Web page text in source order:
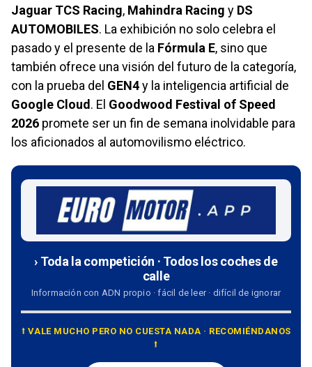
Jaguar TCS Racing, Mahindra Racing y DS
AUTOMOBILES. La exhibición no solo celebra el
pasado y el presente de la Fórmula E, sino que
también ofrece una visión del futuro de la categoría,
con la prueba del GEN4y la inteligencia artificial de
Google Cloud. El Goodwood Festival of Speed
2026 promete ser un fin de semana inolvidable para
los aficionados al automovilismo eléctrico.
› Toda la competición · Todos los coches de
calle
Información con ADN propio · fácil de leer · difícil de ignorar
⭡ VALE MUCHO PERO NO CUESTA NADA · RECOMIÉNDANOS
⭡